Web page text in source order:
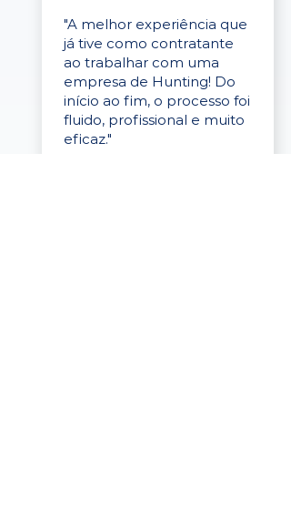
"A melhor experiência que
já tive como contratante
ao trabalhar com uma
empresa de Hunting! Do
início ao fim, o processo foi
fluido, profissional e muito
eficaz."